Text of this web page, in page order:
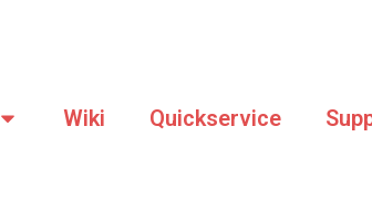
Wiki Quickservice